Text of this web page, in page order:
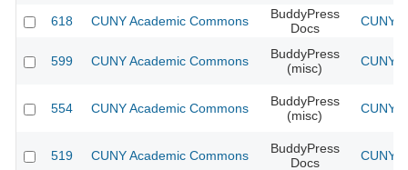
618 CUNY Academic Commons
BuddyPress
Docs
CUNY
599 CUNY Academic Commons
BuddyPress
(misc)
CUNY
554 CUNY Academic Commons
BuddyPress
(misc)
CUNY
519 CUNY Academic Commons
BuddyPress
Docs
CUNY